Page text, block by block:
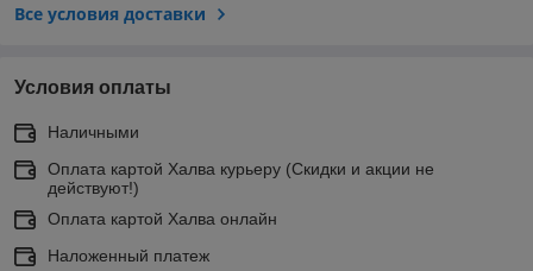
Все условия доставки
Условия оплаты
Наличными
Оплата картой Халва курьеру (Скидки и акции не
действуют!)
Оплата картой Халва онлайн
Наложенный платеж